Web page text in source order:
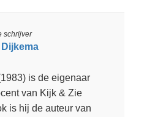
schrijver
is de eigenaar
van Kijk & Zie
is hij de auteur van